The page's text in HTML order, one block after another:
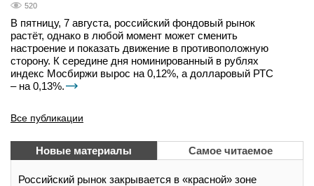
520
В пятницу, 7 августа, российский фондовый рынок
растёт, однако в любой момент может сменить
настроение и показать движение в противоположную
сторону. К середине дня номинированный в рублях
индекс Мосбиржи вырос на 0,12%, а долларовый РТС
– на 0,13%.
Все публикации
Новые материалы Самое читаемое
Российский рынок закрывается в «красной» зоне